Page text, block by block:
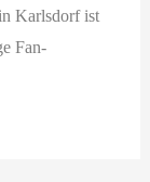
Karlsdorf ist
Fan-